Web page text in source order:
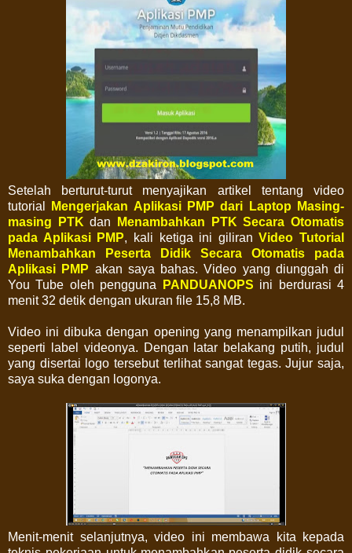
Setelah berturut-turut menyajikan artikel tentang video
tutorial
Mengerjakan Aplikasi PMP dari Laptop Masing-
masing PTK dan
Menambahkan PTK Secara Otomatis
pada Aplikasi PMP, kali ketiga ini giliranVideo Tutorial
Menambahkan Peserta Didik Secara Otomatis pada
Aplikasi PMP akan saya bahas. Video yang diunggah di
You Tube oleh pengguna
PANDUANOPS ini berdurasi 4
menit 32 detik dengan ukuran file 15,8 MB.
Video ini dibuka dengan opening yang menampilkan judul
seperti label videonya. Dengan latar belakang putih, judul
yang disertai logo tersebut terlihat sangat tegas. Jujur saja,
saya suka dengan logonya.
Menit-menit selanjutnya, video ini membawa kita kepada